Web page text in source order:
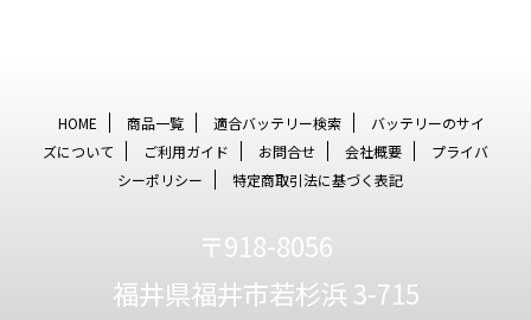
HOME 商品一覧 適合バッテリー検索
バッテリーのサイ
ズについて
ご利用ガイド お問合せ 会社概要
プライバ
シーポリシー
特定商取引法に基づく表記
〒918-8056
福井県福井市若杉浜 3-715